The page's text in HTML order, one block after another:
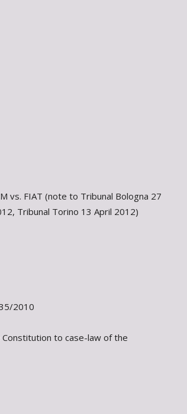
vs. FIAT (note to Tribunal Bologna 27
Tribunal Torino 13 April 2012)
2010
Constitution to case-law of the